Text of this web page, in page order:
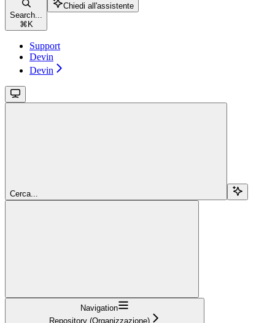
Search...
⌘ K
Chiedi all'assistente
Support
Devin
Devin
Cerca...
Navigation
Repository (Organizzazione)